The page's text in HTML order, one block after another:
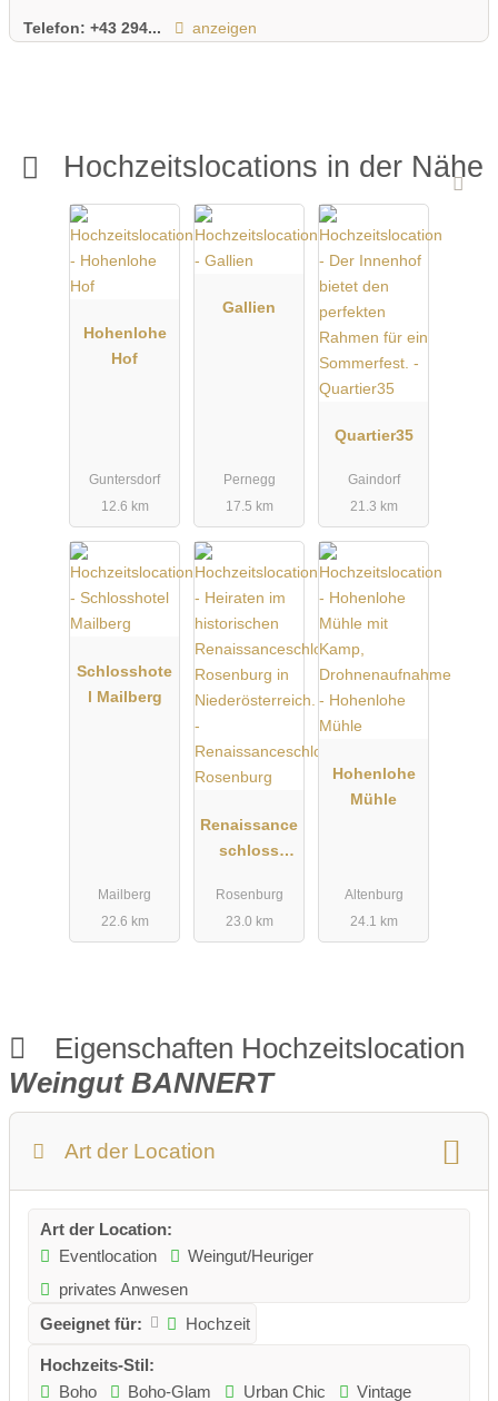
Telefon: +43 294... anzeigen
Hochzeitslocations in der Nähe
Hohenlohe
Hof
Guntersdorf
12.6 km
Gallien
Pernegg
17.5 km
Quartier35
Gaindorf
21.3 km
Schlosshote
l Mailberg
Mailberg
22.6 km
Renaissance
schloss
Rosenburg
23.0 km
Hohenlohe
Mühle
Altenburg
24.1 km
Eigenschaften Hochzeitslocation
Weingut BANNERT
Art der Location
Art der Location:
Eventlocation
Weingut/Heuriger
privates Anwesen
Geeignet für:
Hochzeit
Hochzeits-Stil:
Boho
Boho-Glam Urban Chic
Vintage